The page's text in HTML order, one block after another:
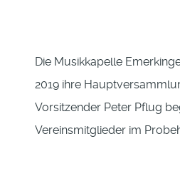
Die Musikkapelle
2019 ihre
Vorsitzender Peter Pflug
Vereinsmitglieder im